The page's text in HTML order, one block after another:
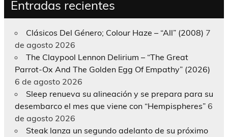
Entradas recientes
Clásicos Del Género; Colour Haze – “All” (2008) 7
de agosto 2026
The Claypool Lennon Delirium – “The Great
Parrot-Ox And The Golden Egg Of Empathy” (2026)
6 de agosto 2026
Sleep renueva su alineación y se prepara para su
desembarco el mes que viene con “Hempispheres” 6
de agosto 2026
Steak lanza un segundo adelanto de su próximo